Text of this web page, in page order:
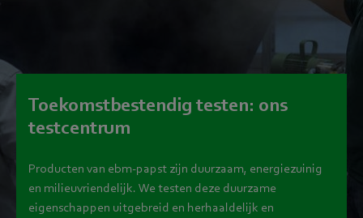
Toekomstbestendig testen: ons
testcentrum
Producten van ebm‑papst zijn duurzaam, energiezuinig
en milieuvriendelijk. We testen deze duurzame
eigenschappen uitgebreid en herhaaldelijk en